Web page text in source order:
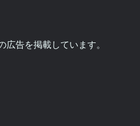
告を掲載しています。